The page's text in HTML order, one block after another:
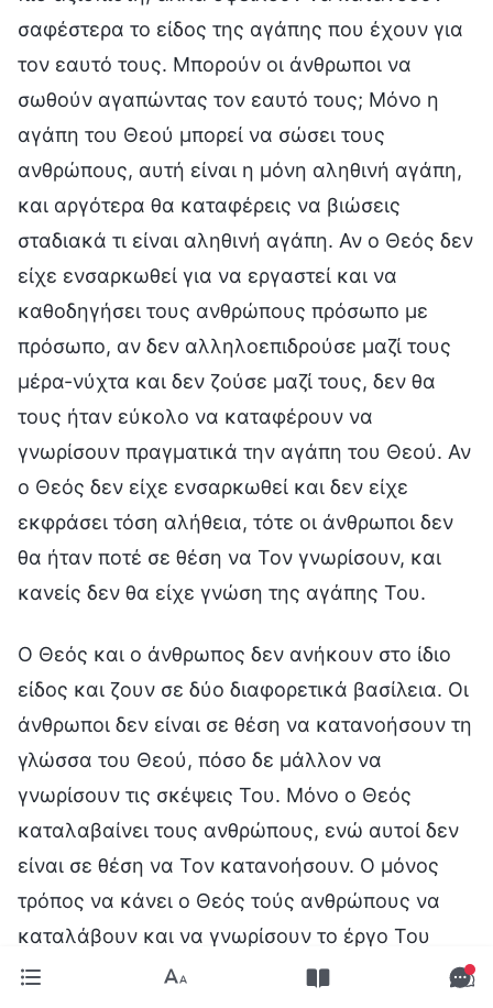
σαφέστερα το είδος της αγάπης που έχουν για
τον εαυτό τους. Μπορούν οι άνθρωποι να
σωθούν αγαπώντας τον εαυτό τους; Μόνο η
αγάπη του Θεού μπορεί να σώσει τους
ανθρώπους, αυτή είναι η μόνη αληθινή αγάπη,
και αργότερα θα καταφέρεις να βιώσεις
σταδιακά τι είναι αληθινή αγάπη. Αν ο Θεός δεν
είχε ενσαρκωθεί για να εργαστεί και να
καθοδηγήσει τους ανθρώπους πρόσωπο με
πρόσωπο, αν δεν αλληλοεπιδρούσε μαζί τους
μέρα-νύχτα και δεν ζούσε μαζί τους, δεν θα
τους ήταν εύκολο να καταφέρουν να
γνωρίσουν πραγματικά την αγάπη του Θεού. Αν
ο Θεός δεν είχε ενσαρκωθεί και δεν είχε
εκφράσει τόση αλήθεια, τότε οι άνθρωποι δεν
θα ήταν ποτέ σε θέση να Τον γνωρίσουν, και
κανείς δεν θα είχε γνώση της αγάπης Του.
Ο Θεός και ο άνθρωπος δεν ανήκουν στο ίδιο
είδος και ζουν σε δύο διαφορετικά βασίλεια. Οι
άνθρωποι δεν είναι σε θέση να κατανοήσουν τη
γλώσσα του Θεού, πόσο δε μάλλον να
γνωρίσουν τις σκέψεις Του. Μόνο ο Θεός
καταλαβαίνει τους ανθρώπους, ενώ αυτοί δεν
είναι σε θέση να Τον κατανοήσουν. Ο μόνος
τρόπος να κάνει ο Θεός τούς ανθρώπους να
καταλάβουν και να γνωρίσουν το έργο Του
είναι να ενσαρκωθεί και να γίνει το ίδιο είδος